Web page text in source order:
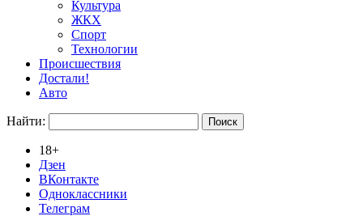
Культура
ЖКХ
Спорт
Технологии
Происшествия
Достали!
Авто
Найти:
18+
Дзен
ВКонтакте
Одноклассники
Телеграм